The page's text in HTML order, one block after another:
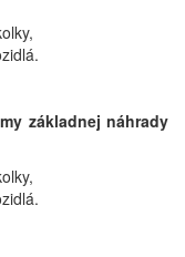
základnej náhrady